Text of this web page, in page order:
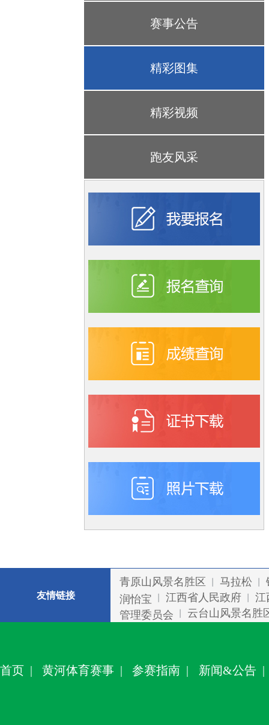
赛事公告
精彩图集
精彩视频
跑友风采
友情链接
青原山风景名胜区 马拉松
润怡宝 江西省人民政府 江
管理委员会 云台山风景名胜
首页 | 黄河体育赛事 | 参赛指南 | 新闻&公告 |